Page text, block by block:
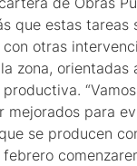
que estas tareas
otras
zona, orientadas
mejorados para
se producen